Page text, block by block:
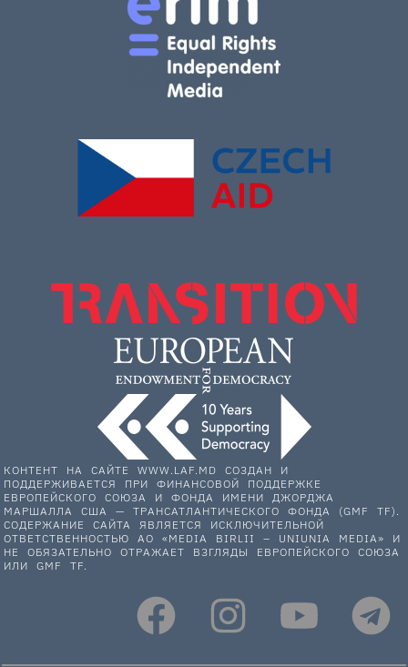
КОНТЕНТ НА САЙТЕ WWW.LAF.MD СОЗДАН И
ПОДДЕРЖИВАЕТСЯ ПРИ ФИНАНСОВОЙ ПОДДЕРЖКЕ
ЕВРОПЕЙСКОГО СОЮЗА И ФОНДА ИМЕНИ ДЖОРДЖА
МАРШАЛЛА США — ТРАНСАТЛАНТИЧЕСКОГО ФОНДА (GMF TF).
СОДЕРЖАНИЕ САЙТА ЯВЛЯЕТСЯ ИСКЛЮЧИТЕЛЬНОЙ
ОТВЕТСТВЕННОСТЬЮ АО «MEDIA BIRLII – UNIUNIA MEDIA» И
НЕ ОБЯЗАТЕЛЬНО ОТРАЖАЕТ ВЗГЛЯДЫ ЕВРОПЕЙСКОГО СОЮЗА
ИЛИ GMF TF.